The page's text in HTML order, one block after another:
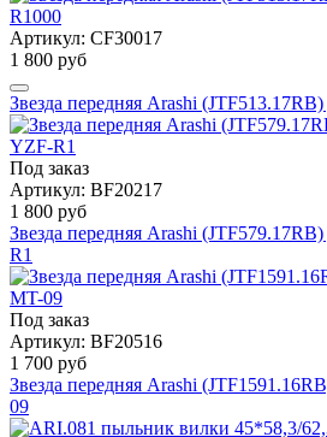
Артикул: CF30017
1 800 руб
Звезда передняя Arashi
Под заказ
Артикул: BF20217
1 800 руб
Звезда передняя Arashi
R1
Под заказ
Артикул: BF20516
1 700 руб
Звезда передняя Arashi
09